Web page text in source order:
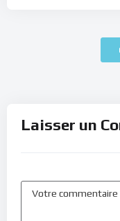
Laisser un